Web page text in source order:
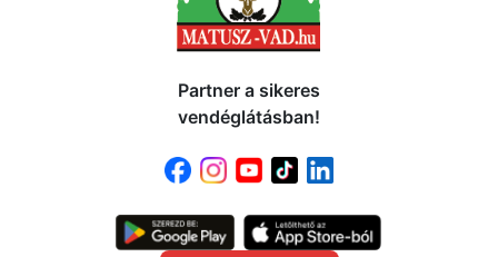
Partner a sikeres
vendéglátásban!